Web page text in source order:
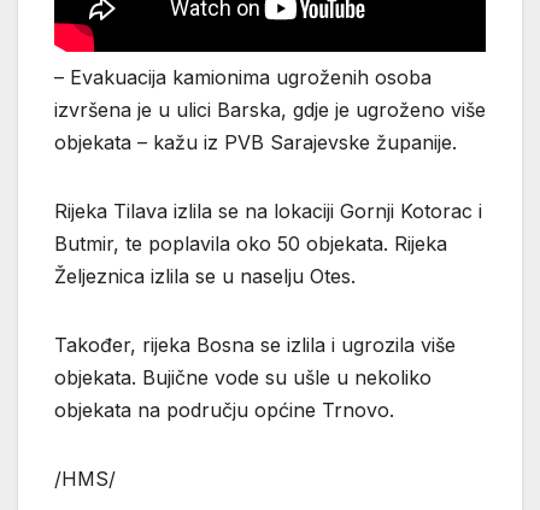
– Evakuacija kamionima ugroženih osoba
izvršena je u ulici Barska, gdje je ugroženo više
objekata – kažu iz PVB Sarajevske županije.
Rijeka Tilava izlila se na lokaciji Gornji Kotorac i
Butmir, te poplavila oko 50 objekata. Rijeka
Željeznica izlila se u naselju Otes.
Također, rijeka Bosna se izlila i ugrozila više
objekata. Bujične vode su ušle u nekoliko
objekata na području općine Trnovo.
/HMS/